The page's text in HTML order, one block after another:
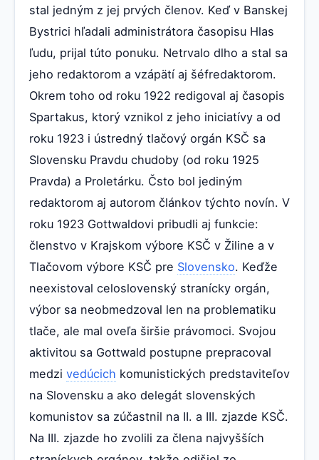
stal jedným z jej prvých členov. Keď v Banskej
Bystrici hľadali administrátora časopisu Hlas
ľudu, prijal túto ponuku. Netrvalo dlho a stal sa
jeho redaktorom a vzápätí aj šéfredaktorom.
Okrem toho od roku 1922 redigoval aj časopis
Spartakus, ktorý vznikol z jeho iniciatívy a od
roku 1923 i ústredný tlačový orgán KSČ sa
Slovensku Pravdu chudoby (od roku 1925
Pravda) a Proletárku. Čsto bol jediným
redaktorom aj autorom článkov týchto novín. V
roku 1923 Gottwaldovi pribudli aj funkcie:
členstvo v Krajskom výbore KSČ v Žiline a v
Tlačovom výbore KSČ pre Slovensko. Keďže
neexistoval celoslovenský stranícky orgán,
výbor sa neobmedzoval len na problematiku
tlače, ale mal oveľa širšie právomoci. Svojou
aktivitou sa Gottwald postupne prepracoval
medzi vedúcich komunistických predstaviteľov
na Slovensku a ako delegát slovenských
komunistov sa zúčastnil na II. a III. zjazde KSČ.
Na III. zjazde ho zvolili za člena najvyšších